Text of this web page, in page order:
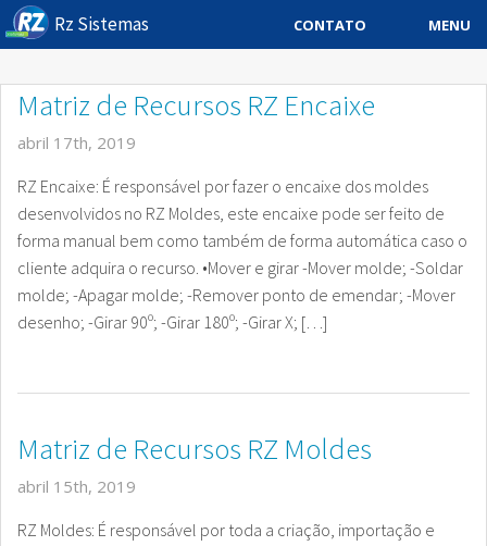
Rz Sistemas CONTATO MENU
Downloads
Sobre
Contato Rz Sistemas
Matriz de Recursos RZ Encaixe
abril 17th, 2019
RZ Encaixe: É responsável por fazer o encaixe dos moldes
desenvolvidos no RZ Moldes, este encaixe pode ser feito de
forma manual bem como também de forma automática caso o
cliente adquira o recurso. •Mover e girar -Mover molde; -Soldar
molde; -Apagar molde; -Remover ponto de emendar; -Mover
desenho; -Girar 90º; -Girar 180º; -Girar X; […]
Matriz de Recursos RZ Moldes
abril 15th, 2019
RZ Moldes: É responsável por toda a criação, importação e